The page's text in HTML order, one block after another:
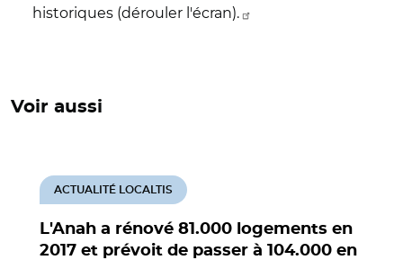
historiques (dérouler l'écran).
Voir aussi
L'Anah a rénové 81.000 logements en
2017 et prévoit de passer à 104.000 en
ACTUALITÉ LOCALTIS